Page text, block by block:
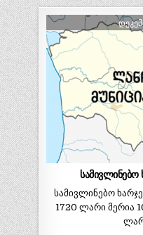
სამივლინებო
სამივლინებო
1720 ლარი მერია